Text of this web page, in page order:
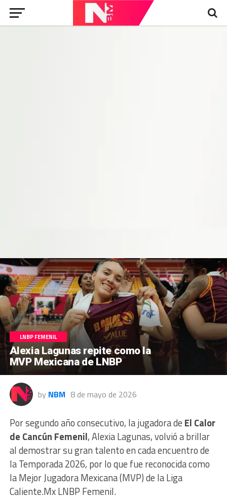
LNBP FEMENIL
Alexia Lagunas repite como la
MVP Mexicana de LNBP
by NBM 8 de mayo de 2026
Por segundo año consecutivo, la jugadora de El Calor
de Cancún Femenil, Alexia Lagunas, volvió a brillar
al demostrar su gran talento en cada encuentro de
la Temporada 2026, por lo que fue reconocida como
la Mejor Jugadora Mexicana (MVP) de la Liga
Caliente.Mx LNBP Femenil.